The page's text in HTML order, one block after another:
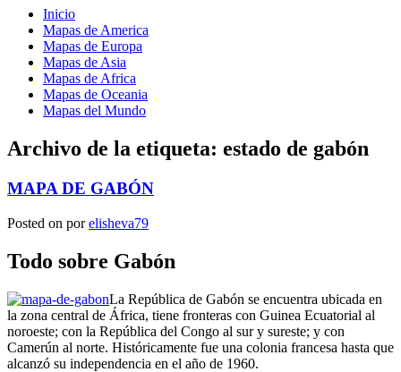
Inicio
Mapas de America
Mapas de Europa
Mapas de Asia
Mapas de Africa
Mapas de Oceania
Mapas del Mundo
Archivo de la etiqueta: estado de gabón
MAPA DE GABÓN
Posted on porelisheva79
Todo sobre Gabón
La República de Gabón se encuentra ubicada en
la zona central de África, tiene fronteras con Guinea Ecuatorial al
noroeste; con la República del Congo al sur y sureste; y con
Camerún al norte. Históricamente fue una colonia francesa hasta que
alcanzó su independencia en el año de 1960.